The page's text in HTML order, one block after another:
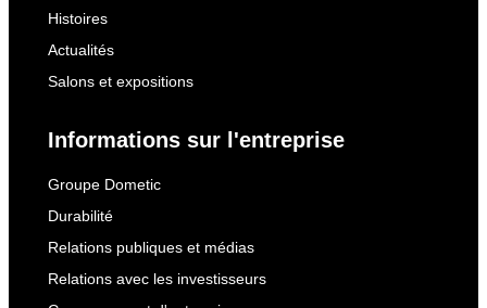
Histoires
Actualités
Salons et expositions
Informations sur l'entreprise
Groupe Dometic
Durabilité
Relations publiques et médias
Relations avec les investisseurs